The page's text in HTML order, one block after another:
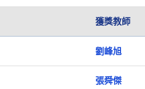
獲獎教師
劉峰旭
張舜傑